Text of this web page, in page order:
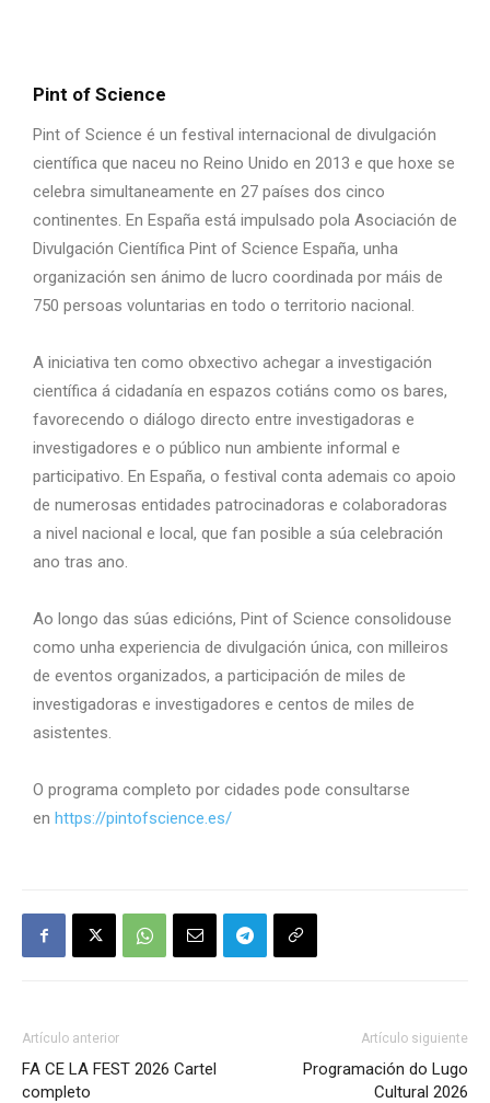
Pint of Science
Pint of Science é un festival internacional de divulgación
científica que naceu no Reino Unido en 2013 e que hoxe se
celebra simultaneamente en 27 países dos cinco
continentes. En España está impulsado pola Asociación de
Divulgación Científica Pint of Science España, unha
organización sen ánimo de lucro coordinada por máis de
750 persoas voluntarias en todo o territorio nacional.
A iniciativa ten como obxectivo achegar a investigación
científica á cidadanía en espazos cotiáns como os bares,
favorecendo o diálogo directo entre investigadoras e
investigadores e o público nun ambiente informal e
participativo. En España, o festival conta ademais co apoio
de numerosas entidades patrocinadoras e colaboradoras
a nivel nacional e local, que fan posible a súa celebración
ano tras ano.
Ao longo das súas edicións, Pint of Science consolidouse
como unha experiencia de divulgación única, con milleiros
de eventos organizados, a participación de miles de
investigadoras e investigadores e centos de miles de
asistentes.
O programa completo por cidades pode consultarse
en https://pintofscience.es/
Artículo anterior
FA CE LA FEST 2026 Cartel
completo
Artículo siguiente
Programación do Lugo
Cultural 2026